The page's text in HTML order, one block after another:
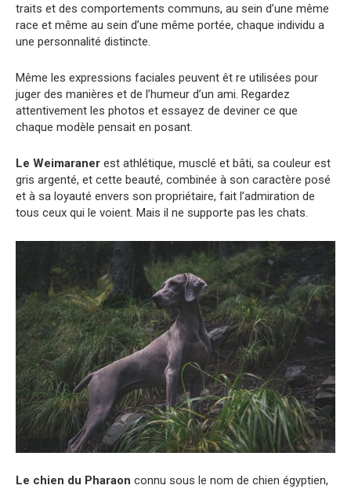
traits et des comportements communs, au sein d’une même
race et même au sein d’une même portée, chaque individu a
une personnalité distincte.
Même les expressions faciales peuvent êt re utilisées pour
juger des manières et de l’humeur d’un ami. Regardez
attentivement les photos et essayez de deviner ce que
chaque modèle pensait en posant.
Le Weimaraner est athlétique, musclé et bâti, sa couleur est
gris argenté, et cette beauté, combinée à son caractère posé
et à sa loyauté envers son propriétaire, fait l’admiration de
tous ceux qui le voient. Mais il ne supporte pas les chats.
Le chien du Pharaon connu sous le nom de chien égyptien,